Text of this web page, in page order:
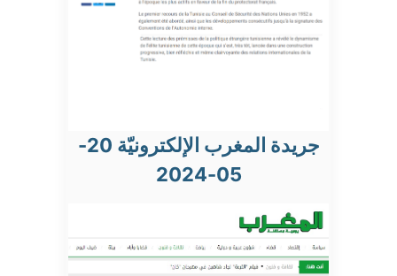
جريدة المغرب الإلكترونيّة 20-
05-2024